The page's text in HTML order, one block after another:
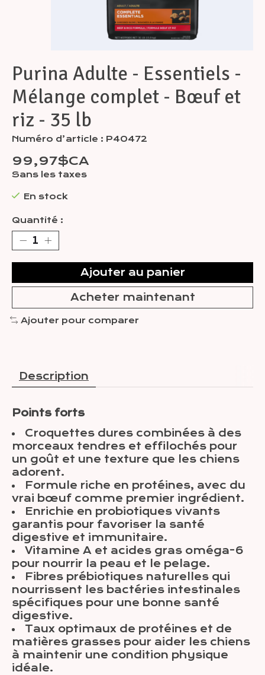
Purina Adulte - Essentiels -
Mélange complet - Bœuf et
riz - 35 lb
Numéro d’article : P40472
99,97$CA
Sans les taxes
En stock
Quantité :
Ajouter au panier
Acheter maintenant
Ajouter pour comparer
Description
Points forts
Croquettes dures combinées à des
morceaux tendres et effilochés pour
un goût et une texture que les chiens
adorent.
Formule riche en protéines, avec du
vrai bœuf comme premier ingrédient.
Enrichie en probiotiques vivants
garantis pour favoriser la santé
digestive et immunitaire.
Vitamine A et acides gras oméga-6
pour nourrir la peau et le pelage.
Fibres prébiotiques naturelles qui
nourrissent les bactéries intestinales
spécifiques pour une bonne santé
digestive.
Taux optimaux de protéines et de
matières grasses pour aider les chiens
à maintenir une condition physique
idéale.